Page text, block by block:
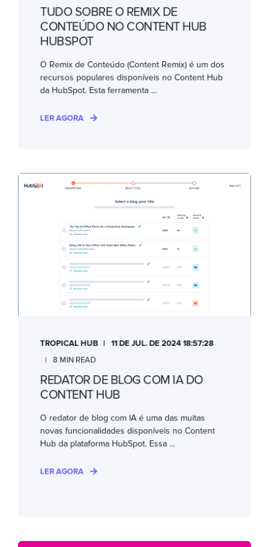
TUDO SOBRE O REMIX DE
CONTEÚDO NO CONTENT HUB
HUBSPOT
O Remix de Conteúdo (Content Remix) é um dos
recursos populares disponíveis no Content Hub
da HubSpot. Esta ferramenta ...
LER AGORA
TROPICAL HUB
11 DE JUL. DE 2024 18:57:28
8 MIN READ
REDATOR DE BLOG COM IA DO
CONTENT HUB
O redator de blog com IA é uma das muitas
novas funcionalidades disponíveis no Content
Hub da plataforma HubSpot. Essa ...
LER AGORA